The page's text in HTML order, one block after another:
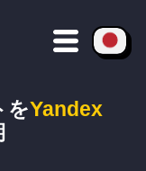
をYandex